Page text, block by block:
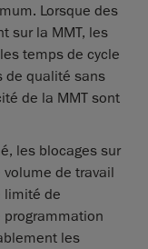
Lorsque des
sur la MMT, les
temps de cycle
de qualité sans
de la MMT sont
les blocages sur
volume de travail
limité de
programmation
les